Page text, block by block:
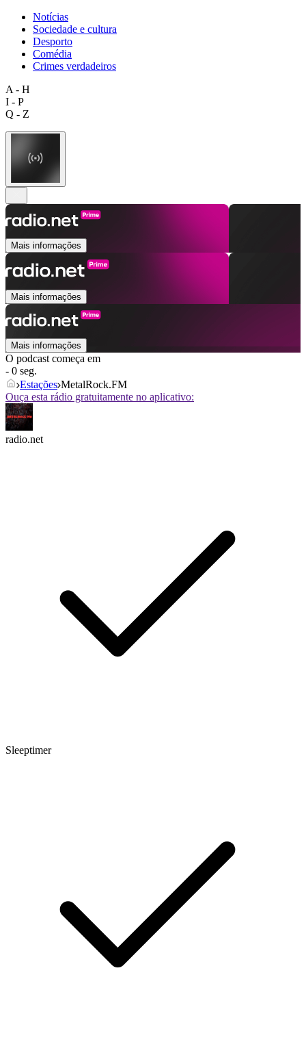
Notícias
Sociedade e cultura
Desporto
Comédia
Crimes verdadeiros
A - H
I - P
Q - Z
Mais informações
Mais informações
Mais informações
O podcast começa em
- 0 seg.
Estações MetalRock.FM
Ouça esta rádio gratuitamente no aplicativo:
radio.net
Sleeptimer